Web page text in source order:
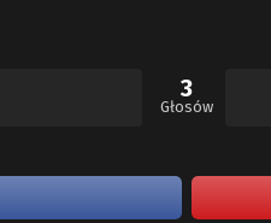
3
Głosów